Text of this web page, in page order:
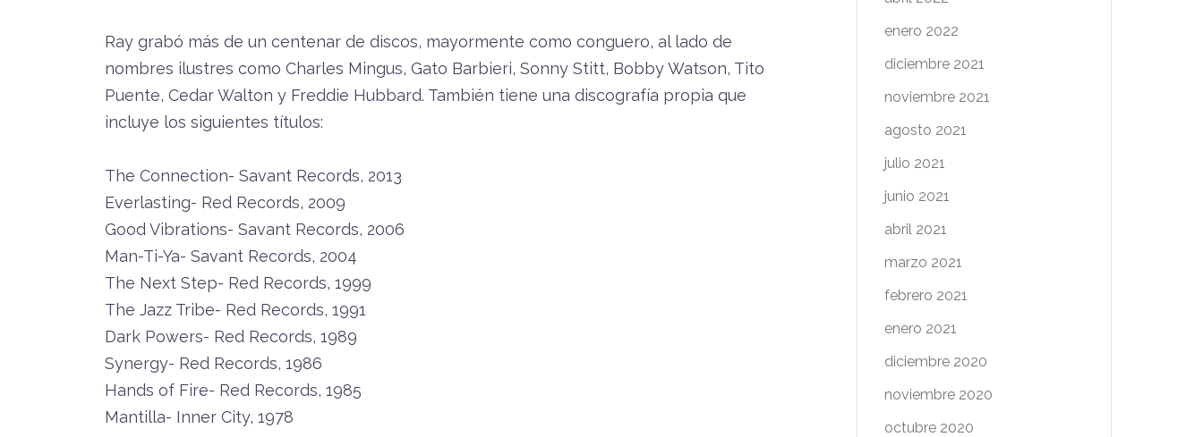
Ray grabó más de un centenar de discos, mayormente como conguero, al lado de
nombres ilustres como Charles Mingus, Gato Barbieri, Sonny Stitt, Bobby Watson, Tito
Puente, Cedar Walton y Freddie Hubbard. También tiene una discografía propia que
incluye los siguientes títulos:
The Connection- Savant Records, 2013
Everlasting- Red Records, 2009
Good Vibrations- Savant Records, 2006
Man-Ti-Ya- Savant Records, 2004
The Next Step- Red Records, 1999
The Jazz Tribe- Red Records, 1991
Dark Powers- Red Records, 1989
Synergy- Red Records, 1986
Hands of Fire- Red Records, 1985
Mantilla- Inner City, 1978
enero 2022
diciembre 2021
noviembre 2021
agosto 2021
julio 2021
junio 2021
abril 2021
marzo 2021
febrero 2021
enero 2021
diciembre 2020
noviembre 2020
octubre 2020